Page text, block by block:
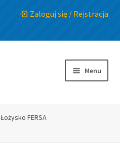
Zaloguj się / Rejstracja
Menu
Łożysko FERSA